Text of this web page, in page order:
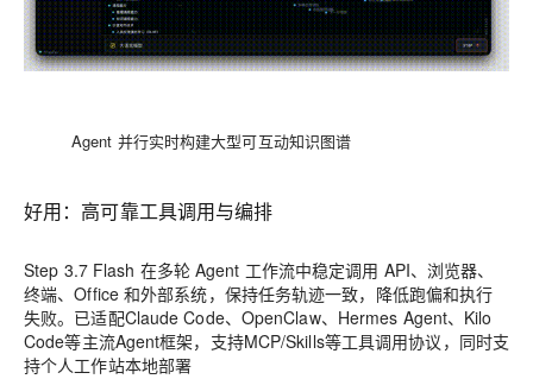
Agent 并行实时构建大型可互动知识图谱
好用：高可靠工具调用与编排
Step 3.7 Flash 在多轮 Agent 工作流中稳定调用 API、浏览器、
终端、Office 和外部系统，保持任务轨迹一致，降低跑偏和执行
失败。已适配Claude Code、OpenClaw、Hermes Agent、Kilo
Code等主流Agent框架，支持MCP/Skills等工具调用协议，同时支
持个人工作站本地部署